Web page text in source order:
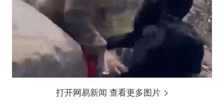
打开网易新闻 查看更多图片